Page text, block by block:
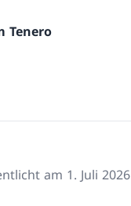
Tenero
am 1. Juli 2026